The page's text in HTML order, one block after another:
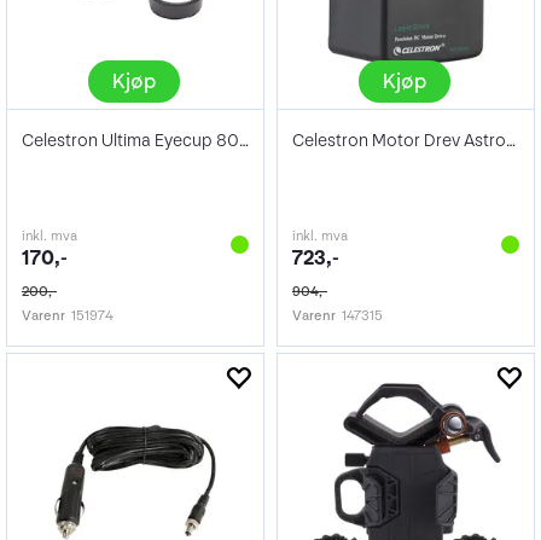
Kjøp
Celestron Ultima Eyecup 80/100mm
inkl. mva
170,-
200,-
Varenr 151974
Kjøp
Celestron Motor Drev Astromaster
inkl. mva
723,-
904,-
Varenr 147315